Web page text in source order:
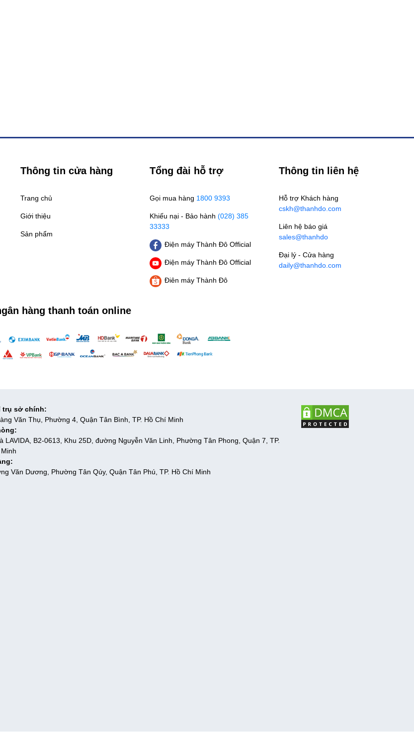
Thông tin cửa hàng
Trang chủ
Giới thiệu
Sản phẩm
Tổng đài hỗ trợ
Gọi mua hàng 1800 9393
Khiếu nại - Bảo hành (028) 385
33333
Điện máy Thành Đô Official
Điện máy Thành Đô Official
Điên máy Thành Đô
Thông tin liên hệ
Hỗ trợ Khách hàng
cskh@thanhdo.com
Liên hệ báo giá
sales@thanhdo
Đại lý - Cửa hàng
daily@thanhdo.com
hàng thanh toán online
trụ sở chính:
Văn Thụ, Phường 4, Quận Tân Bình, TP. Hồ Chí Minh
LAVIDA, B2-0613, Khu 25D, đường Nguyễn Văn Linh, Phường Tân Phong, Quận 7, TP.
Văn Dương, Phường Tân Qúy, Quận Tân Phú, TP. Hồ Chí Minh